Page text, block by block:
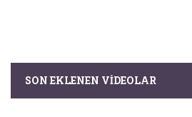
SON EKLENEN VIDEOLAR